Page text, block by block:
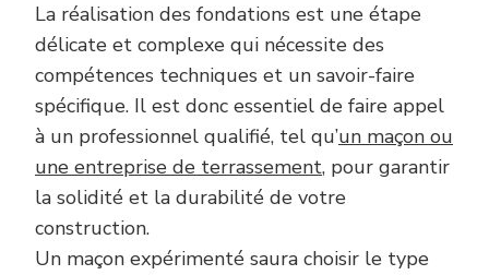
La réalisation des fondations est une étape
délicate et complexe qui nécessite des
compétences techniques et un savoir-faire
spécifique. Il est donc essentiel de faire appel
à un professionnel qualifié, tel qu’un maçon ou
une entreprise de terrassement, pour garantir
la solidité et la durabilité de votre
construction.
Un maçon expérimenté saura choisir le type